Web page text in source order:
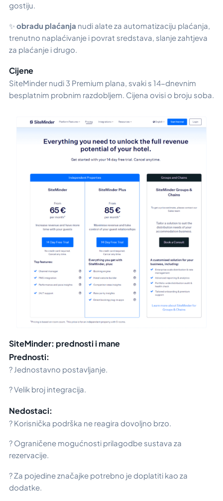
gostiju.
✨obradu plaćanja nudi alate za automatizaciju plaćanja,
trenutno naplaćivanje i povrat sredstava, slanje zahtjeva
za plaćanje i drugo.
Cijene
SiteMinder nudi 3 Premium plana, svaki s 14-dnevnim
besplatnim probnim razdobljem. Cijena ovisi o broju soba.
SiteMinder: prednosti i mane
Prednosti:
? Jednostavno postavljanje.
? Velik broj integracija.
Nedostaci:
? Korisnička podrška ne reagira dovoljno brzo.
? Ograničene mogućnosti prilagodbe sustava za
rezervacije.
? Za pojedine značajke potrebno je doplatiti kao za
dodatke.